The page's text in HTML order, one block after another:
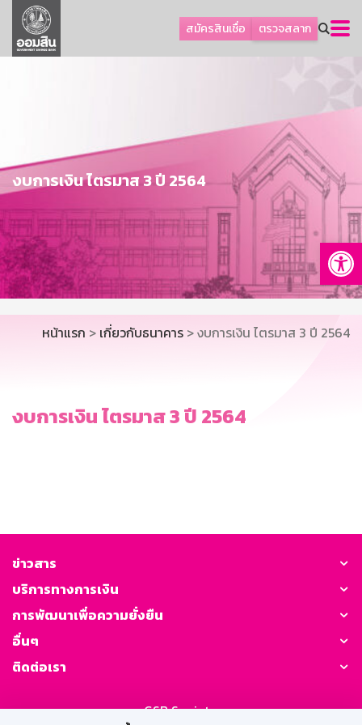
สมัครสินเชื่อ ตรวจสลาก
ลูกค้าธุรกิจ
ลูกค้าผู้ประกอบรายย่อย
การพัฒนาที่ยั่งยืน
ข่าวสาร
บริการทางการเงิน
อื่นๆ
ติดต่อเรา
บริการออนไลน์
TH
EN
งบการเงิน ไตรมาส 3 ปี 2564
หน้าแรก > เกี่ยวกับธนาคาร > งบการเงิน ไตรมาส 3 ปี 2564
งบการเงิน ไตรมาส 3 ปี 2564
ข่าวสาร
บริการทางการเงิน
การพัฒนาเพื่อความยั่งยืน
อื่นๆ
ติดต่อเรา
GSB Society: